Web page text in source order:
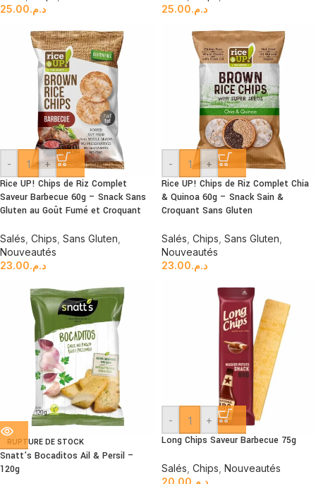
د.م.25.00
د.م.25.00
- +
Rice UP! Chips de Riz Complet
Saveur Barbecue 60g – Snack Sans
Gluten au Goût Fumé et Croquant
Salés Chips Sans Gluten
Nouveautés
د.م.23.00
- +
Rice UP! Chips de Riz Complet Chia
& Quinoa 60g – Snack Sain &
Croquant Sans Gluten
Salés Chips Sans Gluten
Nouveautés
د.م.23.00
RUPTURE DE STOCK
Snatt’s Bocaditos Ail & Persil –
120g
- +
Long Chips Saveur Barbecue 75g
Salés Chips Nouveautés
د.م.20.00